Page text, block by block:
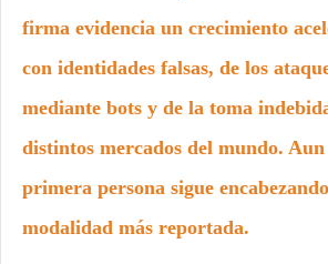
firma evidencia un crecimiento
con identidades falsas, de los
mediante bots y de la toma
distintos mercados del mundo.
primera persona sigue
modalidad más reportada.